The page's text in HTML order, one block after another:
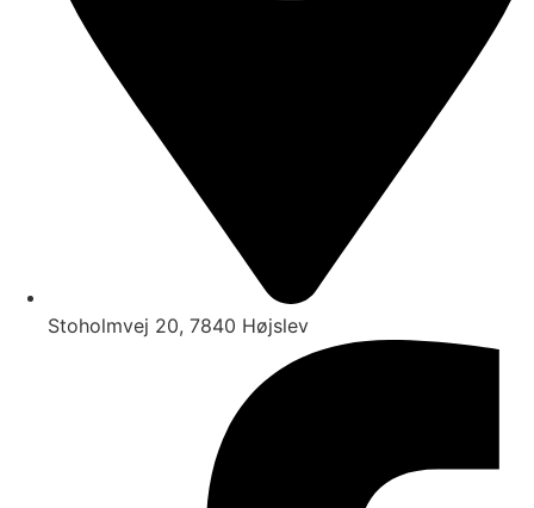
Stoholmvej 20, 7840 Højslev